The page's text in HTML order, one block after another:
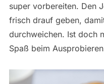
super vorbereiten. Den
frisch drauf geben,
durchweichen. Ist doch
Spaß beim